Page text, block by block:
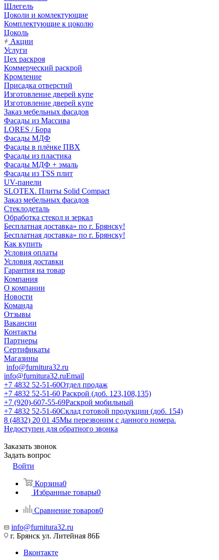
Шлегель
Цоколи и комлектующие
Комплектующие к цоколю
Цоколь
Акции
Услуги
Цех раскроя
Коммерческий раскрой
Кромление
Присадка отверстий
Изготовление дверей купе
Изготовление дверей купе
Заказ мебельных фасадов
Фасады из Массива
LORES / Бора
Фасады МДФ
Фасады в плёнке ПВХ
Фасады из пластика
Фасады МДФ + эмаль
Фасады из TSS плит
UV-панели
SLOTEX. Плиты Solid Compact
Заказ мебельных фасадов
Стеклодеталь
Обработка стекол и зеркал
Бесплатная доставка» по г. Брянску!
Бесплатная доставка» по г. Брянску!
Как купить
Условия оплаты
Условия доставки
Гарантия на товар
Компания
О компании
Новости
Команда
Отзывы
Вакансии
Контакты
Партнеры
Сертификаты
Магазины
info@furnitura32.ru
info@furnitura32.ruEmail
+7 4832 52-51-60Отдел продаж
+7 4832 52-51-60 Раскрой (доб. 123,108,135)
+7 (920)-607-55-69Раскрой мобильный
+7 4832 52-51-60Склад готовой продукции (доб. 154)
8 (4832) 20 01 45Мы перезвоним с данного номера.
Недоступен для обратного звонка
Заказать звонок
Задать вопрос
Войти
Корзина0
Избранные товары0
Сравнение товаров0
info@furnitura32.ru
г. Брянск ул. Литейная 86Б
Вконтакте